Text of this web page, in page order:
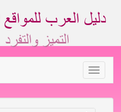
Toggle
navigation